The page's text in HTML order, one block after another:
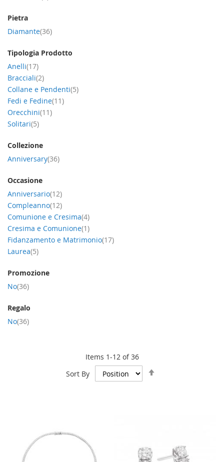
Items 1-12of36
Sort By
Pietra
Diamante 36item
Tipologia Prodotto
Anelli 17item
Bracciali 2item
Collane e Pendenti 5item
Fedi e Fedine 11item
Orecchini 11item
Solitari 5item
Collezione
Anniversary 36item
Occasione
Anniversario 12item
Compleanno 12item
Comunione e Cresima 4item
Cresima e Comunione 1item
Fidanzamento e Matrimonio 17item
Laurea 5item
Promozione
No 36item
Regalo
No 36item